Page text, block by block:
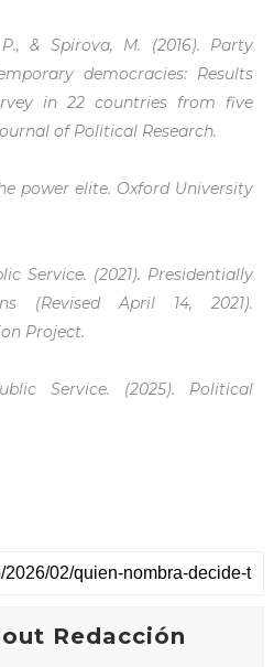
& Spirova, M. (2016). Party
democracies: Results
in 22 countries from five
of Political Research.
power elite. Oxford University
Service. (2021). Presidentially
(Revised April 14, 2021).
Project.
Service. (2025). Political
Redacción